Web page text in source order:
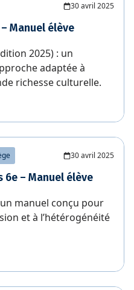
30 avril 2025
Manuel élève
2025) : un
adaptée à
richesse culturelle.
30 avril 2025
– Manuel élève
manuel conçu pour
et à l’hétérogénéité